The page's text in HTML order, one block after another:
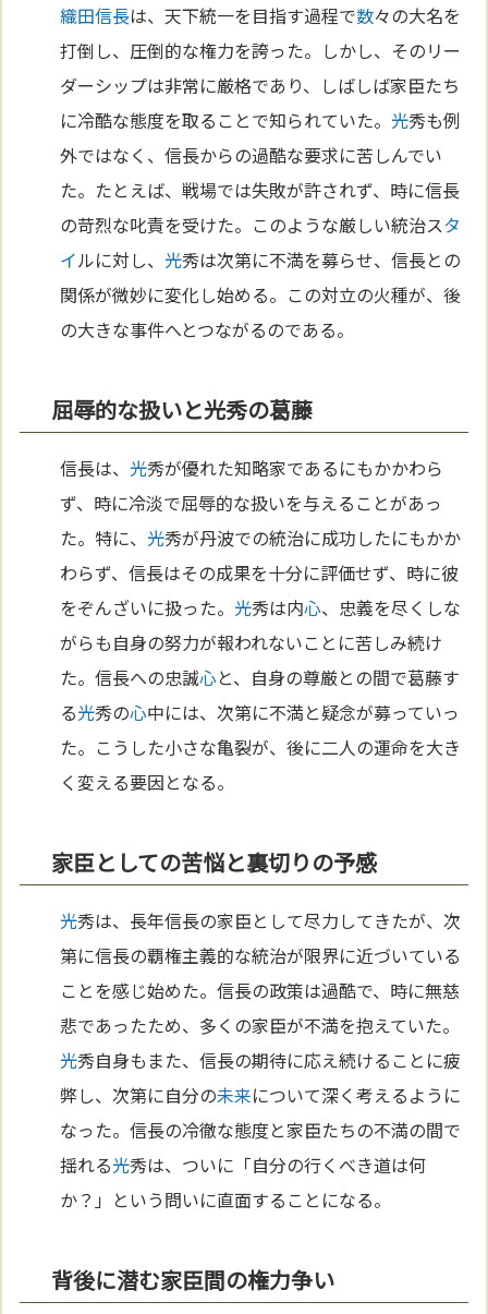
織田信長は、天下統一を目指す過程で数々の大名を
打倒し、圧倒的な権力を誇った。しかし、そのリー
ダーシップは非常に厳格であり、しばしば家臣たち
に冷酷な態度を取ることで知られていた。 光秀も例
外ではなく、信長からの過酷な要求に苦しんでい
た。たとえば、戦場では失敗が許されず、時に信長
の苛烈な叱責を受けた。このような厳しい統治スタ
イルに対し、 光秀は次第に不満を募らせ、信長との
関係が微妙に変化し始める。この対立の火種が、後
の大きな事件へとつながるのである。
屈辱的な扱いと光秀の葛藤
信長は、 光秀が優れた知略家であるにもかかわら
ず、時に冷淡で屈辱的な扱いを与えることがあっ
た。特に、 光秀が丹波での統治に成功したにもかか
わらず、信長はその成果を十分に評価せず、時に彼
をぞんざいに扱った。 光秀は内心、忠義を尽くしな
がらも自身の努力が報われないことに苦しみ続け
た。信長への忠誠心と、自身の尊厳との間で葛藤す
る光秀の心中には、次第に不満と疑念が募っていっ
た。こうした小さな亀裂が、後に二人の運命を大き
く変える要因となる。
家臣としての苦悩と裏切りの予感
光秀は、長年信長の家臣として尽力してきたが、次
第に信長の覇権主義的な統治が限界に近づいている
ことを感じ始めた。信長の政策は過酷で、時に無慈
悲であったため、多くの家臣が不満を抱えていた。
光秀自身もまた、信長の期待に応え続けることに疲
弊し、次第に自分の未来について深く考えるように
なった。信長の冷徹な態度と家臣たちの不満の間で
揺れる光秀は、ついに「自分の行くべき道は何
か？」という問いに直面することになる。
背後に潜む家臣間の権力争い